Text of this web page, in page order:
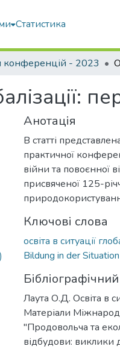
Статистика
конференцій - 2023
Анотація
В статті
практичної
війни та повоєнної
присвяченої 125-
Ключові слова
освіта в ситуації
Bildung in der
Лаута О.Д. Освіта в
Матеріали
"Продовольча та
відбудови: виклики